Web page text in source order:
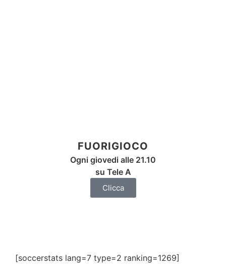
FUORIGIOCO
Ogni giovedi alle 21.10
su Tele A
Clicca
[soccerstats lang=7 type=2 ranking=1269]